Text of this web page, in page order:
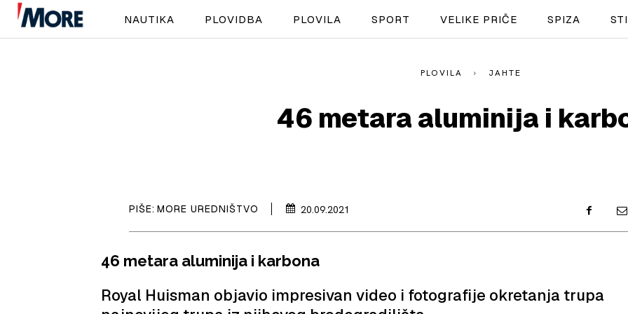
SPORT
NAUTIKA PLOVIDBA PLOVILA SPORT VELIKE PRIČE SPIZA
PLOVILA JAHTE
46 metara aluminija i
PIŠE: MORE UREDNIŠTVO 20.09.2021
46 metara aluminija i karbona
Royal Huisman objavio impresivan video i fotografije okretanja trupa